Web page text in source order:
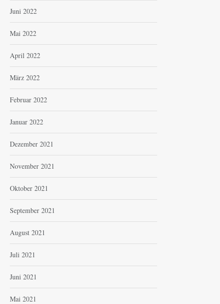
Juni 2022
Mai 2022
April 2022
März 2022
Februar 2022
Januar 2022
Dezember 2021
November 2021
Oktober 2021
September 2021
August 2021
Juli 2021
Juni 2021
Mai 2021